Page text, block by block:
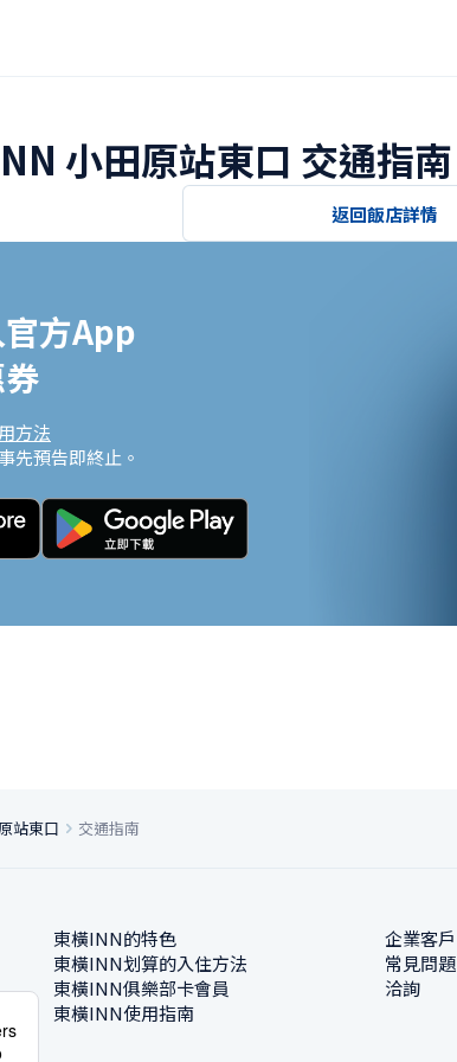
小田原站東口 交通指南
返回飯店詳情
方App
方法
先預告即終止。
站東口 交通指南
東橫INN的特色
東橫INN划算的入住方法
東橫INN俱樂部卡會員
東橫INN使用指南
企業客戶
常見問題
洽詢